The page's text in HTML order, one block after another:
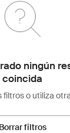
ningún
coincida
o utiliza
Borrar filtros